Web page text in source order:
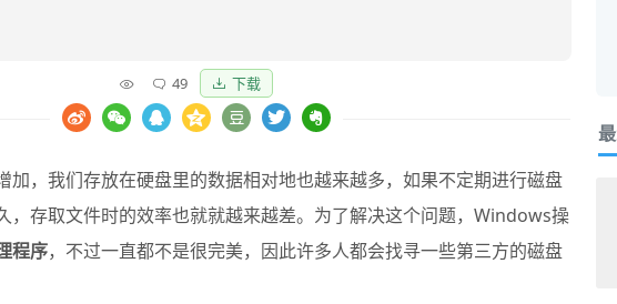
49 下载
加，我们存放在硬盘里的数据相对地也越来越多，如果不定期进行磁盘
，存取文件时的效率也就就越来越差。为了解决这个问题，Windows操
程序，不过一直都不是很完美，因此许多人都会找寻一些第三方的磁盘